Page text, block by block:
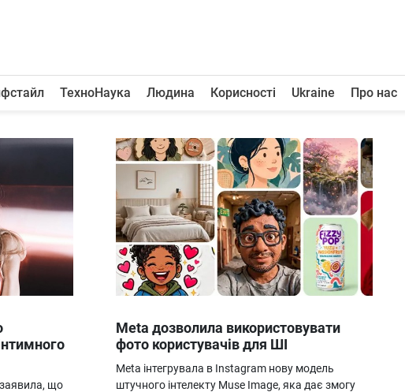
ТехноНаука Людина Корисності Ukraine Про нас
що
Meta дозволила використовувати
фото користувачів для ШІ
Meta інтегрувала в Instagram нову модель
штучного інтелекту Muse Image, яка дає змогу